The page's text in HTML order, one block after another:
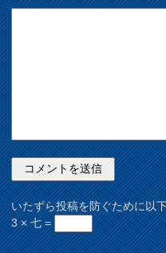
いたずら投稿を防ぐために以
3 × 七 =